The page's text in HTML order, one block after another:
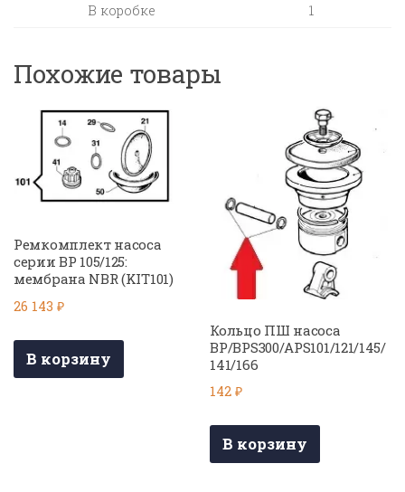
В коробке
1
Похожие товары
Ремкомплект насоса
серии BP 105/125:
мембрана NBR (KIT101)
26 143 ₽
В корзину
Кольцо ПШ насоса
BP/BPS300/APS101/121/145/
141/166
142₽
В корзину